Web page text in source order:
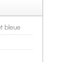
bleue